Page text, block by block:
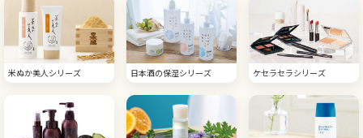
米ぬか美人シリーズ 日本酒の保湿シリーズ ケセラセラシリーズ